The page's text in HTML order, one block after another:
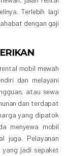
Terlebih lagi
dengan gaji
mobil mewah
dan melayani
atau sewa
dan terdapat
yang dipatok
menyewa mobil
juga. Pelayanan
yang jadi sepaket